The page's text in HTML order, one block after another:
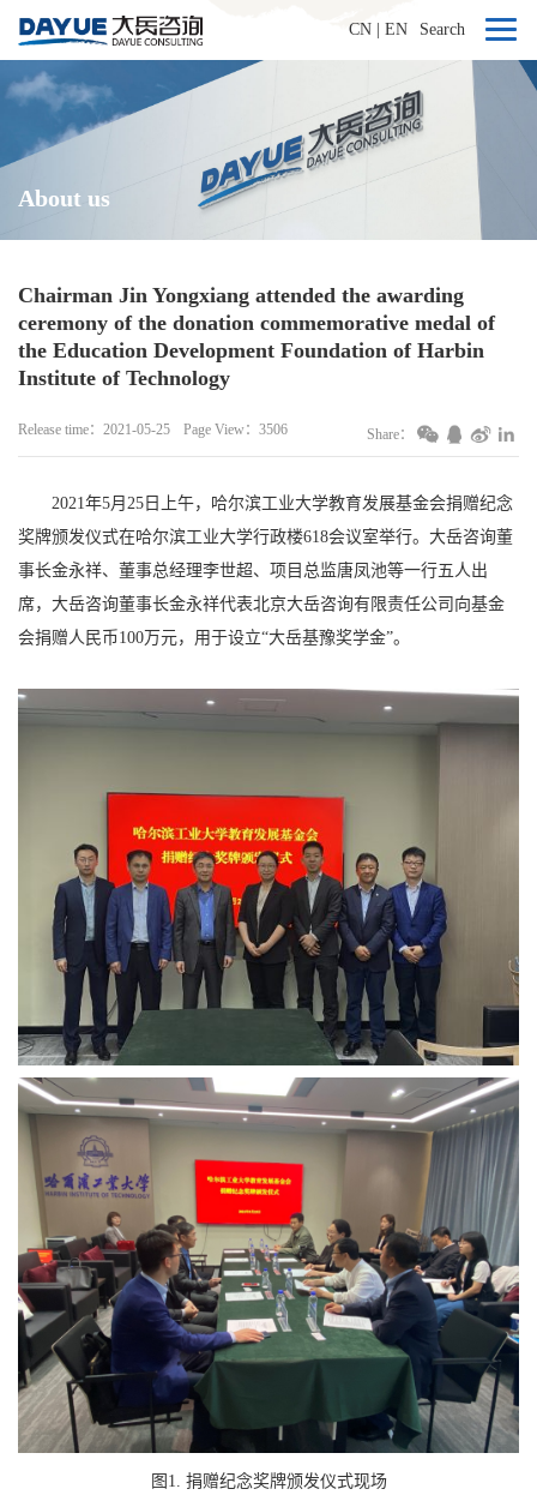
CN EN Search
About us
Chairman Jin Yongxiang attended the awarding
ceremony of the donation commemorative medal of
the Education Development Foundation of Harbin
Institute of Technology
Release time：2021-05-25 Page View：3506 Share：
2021年5月25日上午，哈尔滨工业大学教育发展基金会捐赠纪念
奖牌颁发仪式在哈尔滨工业大学行政楼618会议室举行。大岳咨询董
事长金永祥、董事总经理李世超、项目总监唐凤池等一行五人出
席，大岳咨询董事长金永祥代表北京大岳咨询有限责任公司向基金
会捐赠人民币100万元，用于设立“大岳基豫奖学金”。
图1. 捐赠纪念奖牌颁发仪式现场